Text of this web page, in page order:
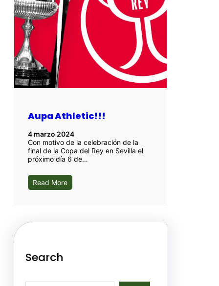
Aupa Athletic!!!
4 marzo 2024
Con motivo de la celebración de la
final de la Copa del Rey en Sevilla el
próximo día 6 de…
Read More
Search